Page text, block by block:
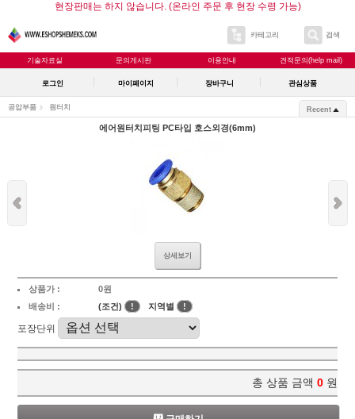
현장판매는 하지 않습니다. (온라인 주문 후 현장 수령 가능)
카테고리 검색
기술자료실 문의게시판 이용안내 견적문의(help mail)
로그인 마이페이지 장바구니 관심상품
공압부품 원터치 Recent
에어원터치피팅 PC타입 호스외경(6mm)
상세보기
상품가 :
0원
배송비 :
(조건) ! 지역별 !
포장단위
총 상품 금액 0 원